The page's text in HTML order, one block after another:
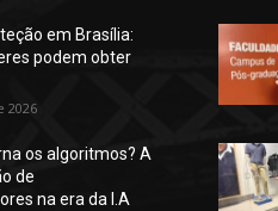
em Brasília:
podem obter
2026
os algoritmos? A
de
na era da I.A